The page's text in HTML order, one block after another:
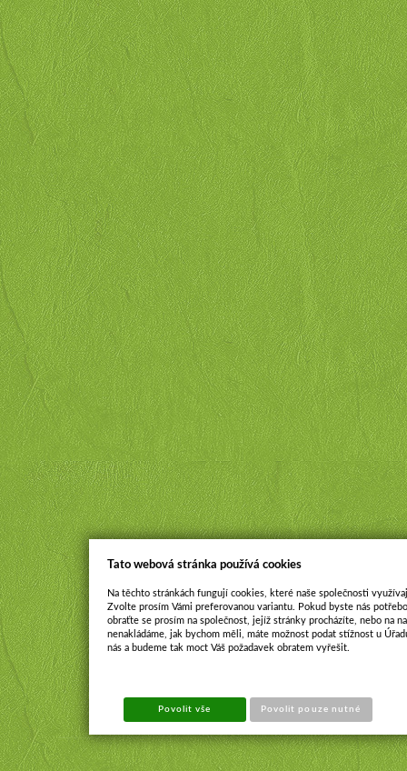
Tato webová stránka používá cookies
Na těchto stránkách fungují cookies, které naše společnosti
Zvolte prosím Vámi preferovanou variantu. Pokud byste nás
obraťte se prosím na společnost, jejíž stránky procházíte, nebo na
nenakládáme, jak bychom měli, máte možnost podat stížnost u
nás a budeme tak moct Váš požadavek obratem vyřešit.
Povolit vše Povolit pouze nutné